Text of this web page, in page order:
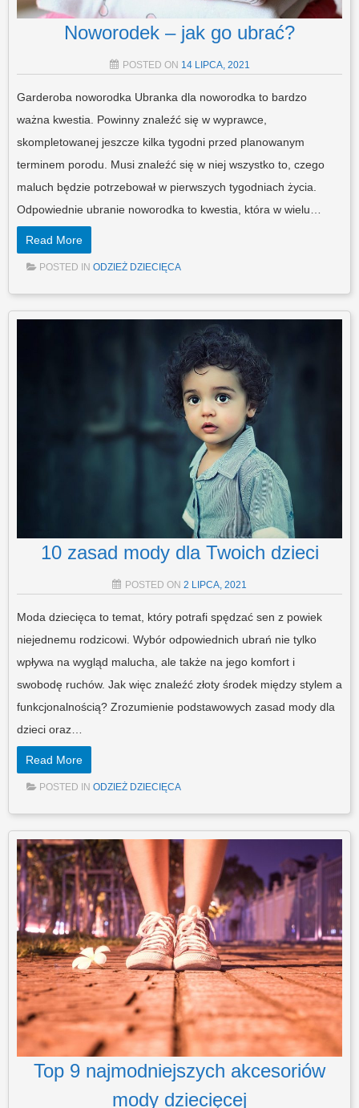
Noworodek – jak go ubrać?
POSTED ON 14 LIPCA, 2021
Garderoba noworodka Ubranka dla noworodka to bardzo
ważna kwestia. Powinny znaleźć się w wyprawce,
skompletowanej jeszcze kilka tygodni przed planowanym
terminem porodu. Musi znaleźć się w niej wszystko to, czego
maluch będzie potrzebował w pierwszych tygodniach życia.
Odpowiednie ubranie noworodka to kwestia, która w wielu…
Read More
POSTED IN ODZIEŻ DZIECIĘCA
10 zasad mody dla Twoich dzieci
POSTED ON 2 LIPCA, 2021
Moda dziecięca to temat, który potrafi spędzać sen z powiek
niejednemu rodzicowi. Wybór odpowiednich ubrań nie tylko
wpływa na wygląd malucha, ale także na jego komfort i
swobodę ruchów. Jak więc znaleźć złoty środek między stylem a
funkcjonalnością? Zrozumienie podstawowych zasad mody dla
dzieci oraz…
Read More
POSTED IN ODZIEŻ DZIECIĘCA
Top 9 najmodniejszych akcesoriów
mody dziecięcej